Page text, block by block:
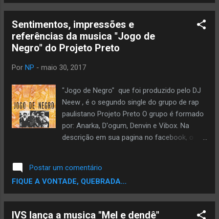
própria versão de uma mesma história,
trabalho autoral independente do Mc será
publicado pelo seu canal ''O mundo ano
norte''. Se puder jogar esse adendo na
matéria, fortalece demais!
Sentimentos, impressões e
referências da musica "Jogo de
Negro" do Projeto Preto
Por NP - maio 30, 2017
"Jogo de Negro" que foi produzido pelo DJ
Neew , é o segundo single do grupo de rap
paulistano Projeto Preto O grupo é formado
por: Anarka, D'ogum, Denvin e Vibox. Na
descrição em sua pagina no facebook, o
afirmação de vida e reconstrução da
identidade e auto-estima de pessoas
negras. A musica "Jogo de Negro" deixa isto
Postar um comentário
FIQUE A VONTADE, QUEBRADA...
IVS lança a musica "Mel e dendê"